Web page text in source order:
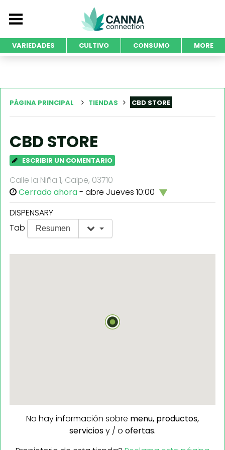
VARIEDADES CULTIVO CONSUMO MORE
PÁGINA PRINCIPAL TIENDAS CBD STORE
CBD STORE
ESCRIBIR UN COMENTARIO
Calle la Niña 1, Calpe, 03710
Cerrado ahora- abre Jueves 10:00
DISPENSARY
Tab
Resumen
No hay información sobre menu, productos,
serviciosy / o ofertas.